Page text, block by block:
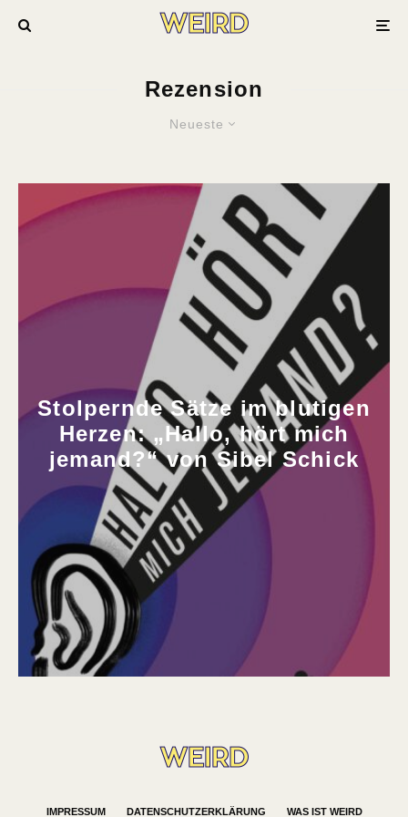
Neueste
Rezension
Stolpernde Sätze im blutigen
Herzen: „Hallo, hört mich
jemand?“ von Sibel Schick
IMPRESSUM DATENSCHUTZERKLÄRUNG WAS IST WEIRD